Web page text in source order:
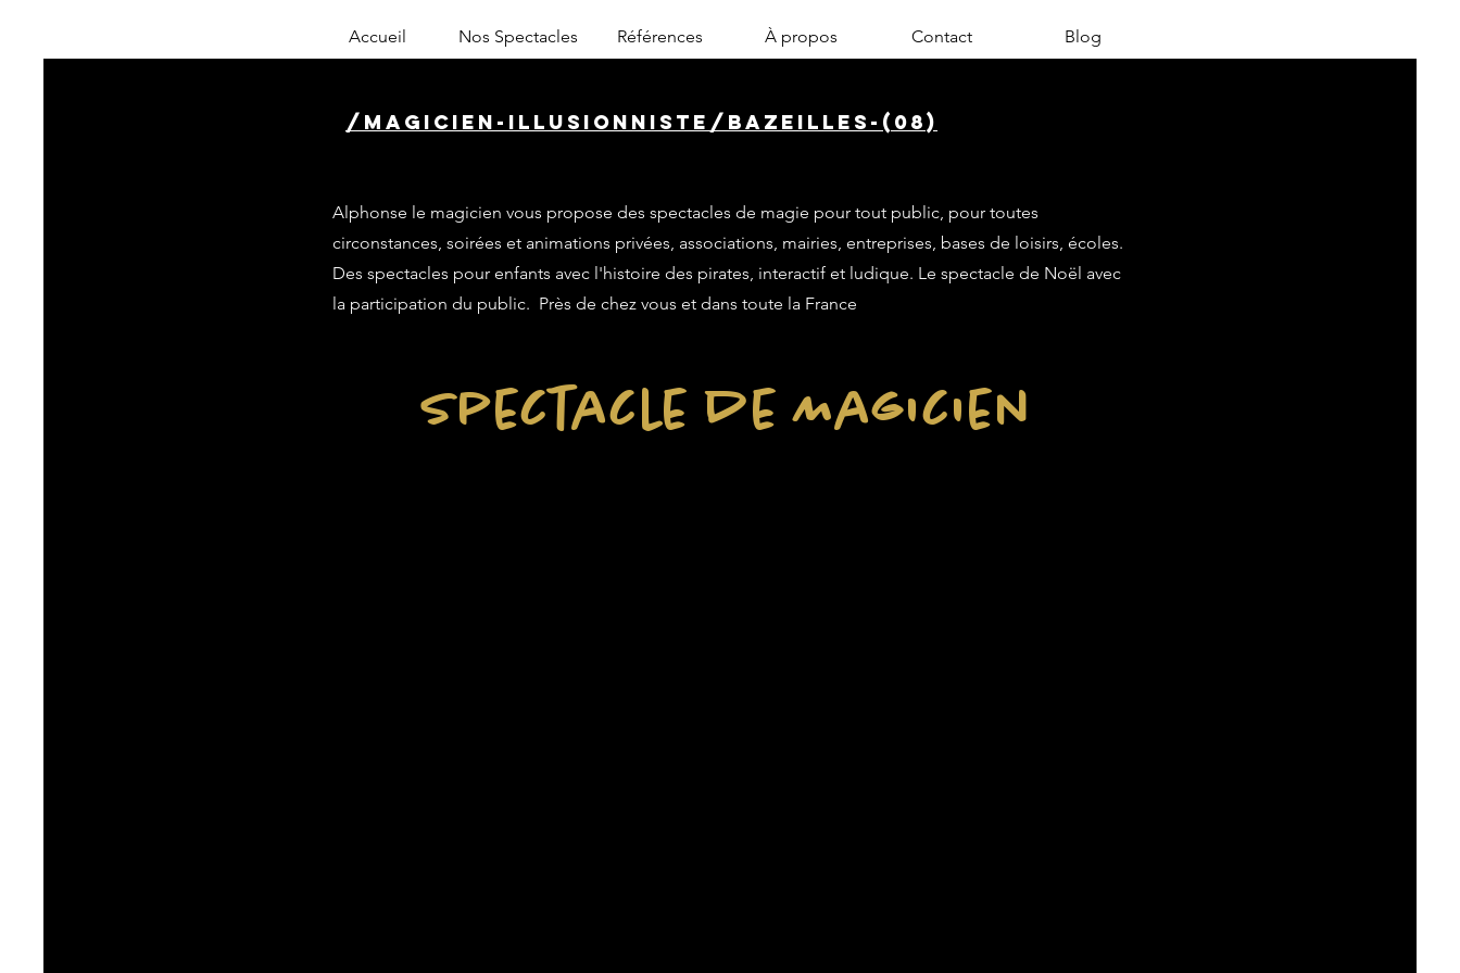
Accueil Nos Spectacles Références À propos Contact Blog
/magicien-illusionniste/bazeilles-(08)
Alphonse le magicien vous propose des spectacles de magie pour tout public, pour toutes
circonstances, soirées et animations privées, associations, mairies, entreprises, bases de loisirs, écoles.
Des spectacles pour enfants avec l'histoire des pirates, interactif et ludique. Le spectacle de Noël avec
la participation du public. Près de chez vous et dans toute la France
Spectacle de Magicien